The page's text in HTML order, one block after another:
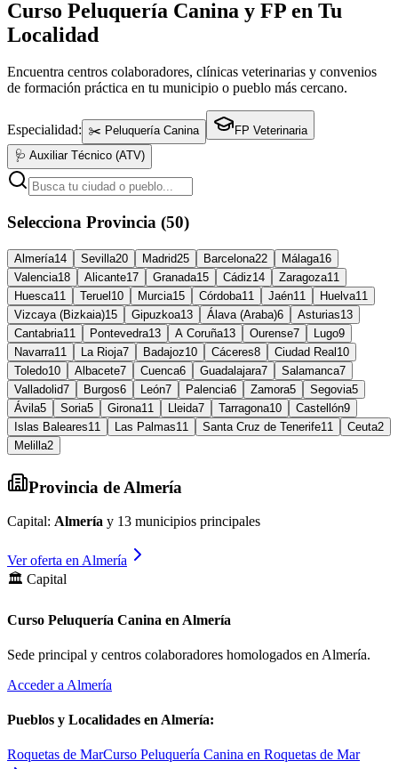
Curso Peluquería Canina y FP en Tu
Localidad
Encuentra centros colaboradores, clínicas veterinarias y convenios
de formación práctica en tu municipio o pueblo más cercano.
Especialidad: ✂️ Peluquería Canina
FP Veterinaria
🩺 Auxiliar Técnico (ATV)
Selecciona Provincia (50)
Almería14 Sevilla20 Madrid25 Barcelona22 Málaga16
Valencia18 Alicante17 Granada15 Cádiz14 Zaragoza11
Huesca11 Teruel 10 Murcia15 Córdoba11 Jaén11 Huelva11
Vizcaya (Bizkaia)15 Gipuzkoa13 Álava (Araba)6 Asturias13
Cantabria11 Pontevedra13 A Coruña13 Ourense7 Lugo9
Navarra11 La Rioja7 Badajoz10 Cáceres8 Ciudad Real 10
Toledo10 Albacete7 Cuenca6 Guadalajara7 Salamanca7
Valladolid7 Burgos6 León7 Palencia6 Zamora5 Segovia5
Ávila5 Soria5 Girona11 Lleida7 Tarragona10 Castellón9
Islas Baleares11 Las Palmas11 Santa Cruz de Tenerife11 Ceuta2
Melilla2
Provincia de Almería
Capital: Almería y 13 municipios principales
Ver oferta en Almería
🏛️ Capital
Curso Peluquería Canina en Almería
Sede principal y centros colaboradores homologados en Almería.
Acceder a Almería
Pueblos y Localidades en Almería:
Roquetas de MarCurso Peluquería Canina en Roquetas de Mar